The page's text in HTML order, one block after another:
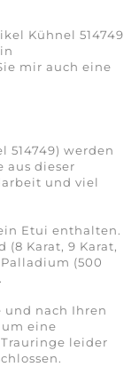
Kühnel 514749
mir auch eine
514749) werden
aus dieser
und viel
Etui enthalten.
Karat, 9 Karat,
Palladium (500
und nach Ihren
eine
leider